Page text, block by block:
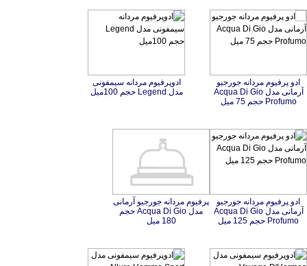
ادو پرفیوم مردانه جورجیو
آرمانی مدل Acqua Di Gio
Profumo حجم 75 میل
ادوپرفیوم مردانه سیمفونی
مدل Legend حجم 100میل
ادو پرفیوم مردانه جورجیو
آرمانی مدل Acqua Di Gio
Profumo حجم 125 میل
پرفیوم مردانه جورجیو آرمانی
مدل Acqua Di Gio حجم
180 میل